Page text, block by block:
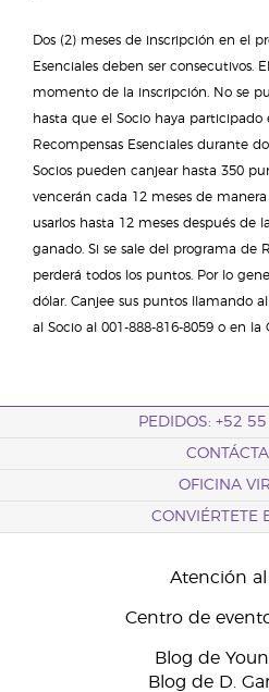
Dos (2) meses de inscripción en el
Esenciales deben ser consecutivos.
momento de la inscripción. No se
hasta que el Socio haya
Recompensas Esenciales durante
Socios pueden canjear hasta 350
vencerán cada 12 meses de
usarlos hasta 12 meses después de
ganado. Si se sale del programa de
perderá todos los puntos. Por lo
dólar. Canjee sus puntos llamando
al Socio al 001-888-816-8059 o en la
PEDIDOS: +52
OFICINA
CONVIÉRTETE
Atención al
Centro de
Blog de
Blog de D.